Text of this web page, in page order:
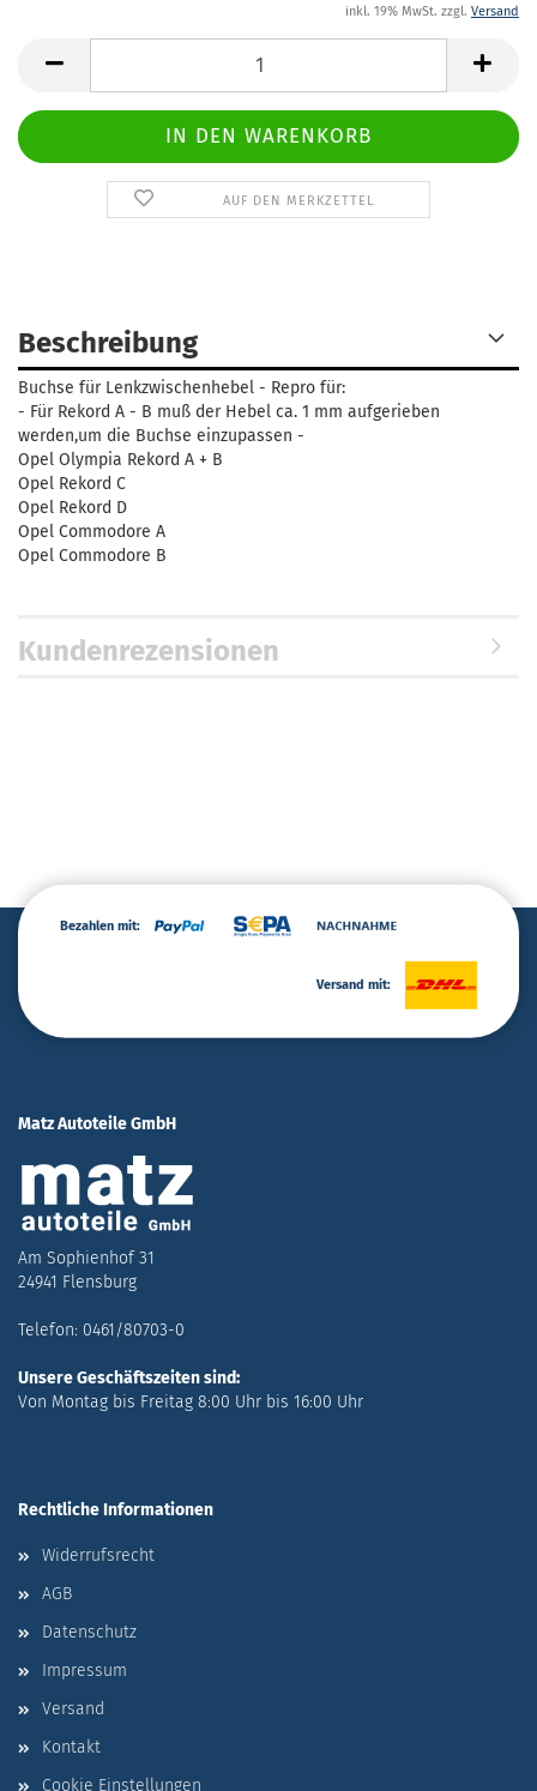
inkl. 19% MwSt. zzgl. Versand
AUF DEN MERKZETTEL
Beschreibung
Buchse für Lenkzwischenhebel - Repro für:
- Für Rekord A - B muß der Hebel ca. 1 mm aufgerieben
werden,um die Buchse einzupassen -
Opel Olympia Rekord A + B
Opel Rekord C
Opel Rekord D
Opel Commodore A
Opel Commodore B
Kundenrezensionen
Bezahlen mit:
Versand mit:
Matz Autoteile GmbH
Am Sophienhof 31
24941 Flensburg
Telefon: 0461/80703-0
Unsere Geschäftszeiten sind:
Von Montag bis Freitag 8:00 Uhr bis 16:00 Uhr
Rechtliche Informationen
Widerrufsrecht
AGB
Datenschutz
Impressum
Versand
Kontakt
Cookie Einstellungen